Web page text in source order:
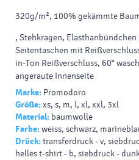
320g/m², 100% gekämmte
, Stehkragen,
Seitentaschen mit
in-Ton Reißverschluss, 60°
angeraute Innenseite
Marke: Promodoro
Größe:xs, s, m, l, xl, xxl, 3xl
Material: baumwolle
Farbe:weiss, schwarz,
Drück:transferdruck - v,
helles t-shirt - b, siebdruck -